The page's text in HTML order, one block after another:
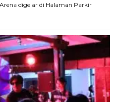
digelar di Halaman Parkir